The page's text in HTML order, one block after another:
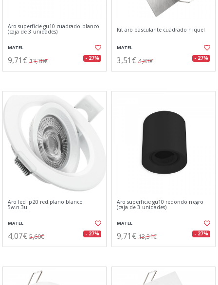
Aro superficie gu10 cuadrado blanco
(caja de 3 unidades)
MATEL
9,71€ 13,38€ - 27%
Kit aro basculante cuadrado niquel
MATEL
3,51€ 4,83€ - 27%
Aro led ip20 red.plano blanco
5w.n.3u.
MATEL
4,07€ 5,60€ - 27%
Aro superficie gu10 redondo negro
(caja de 3 unidades)
MATEL
9,71€ 13,31€ - 27%